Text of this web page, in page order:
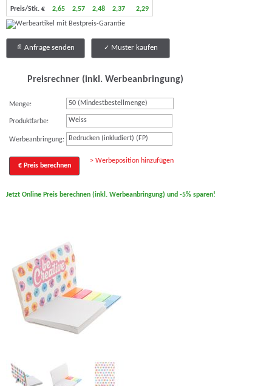
Preis/Stk. €
2,65 2,57 2,48 2,37 2,29
Anfrage senden Muster kaufen
Preisrechner (inkl. Werbeanbringung)
Menge:
Produktfarbe: Weiss
Werbeanbringung: Bedrucken (inkludiert) (FP)
€ Preis berechnen
> Werbeposition hinzufügen
Jetzt Online Preis berechnen (inkl. Werbeanbringung) und -5% sparen!